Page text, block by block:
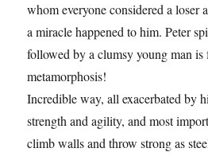
whom everyone considered a loser
a miracle happened to him. Peter
followed by a clumsy young man is
metamorphosis!
Incredible way, all exacerbated by
strength and agility, and most
climb walls and throw strong as